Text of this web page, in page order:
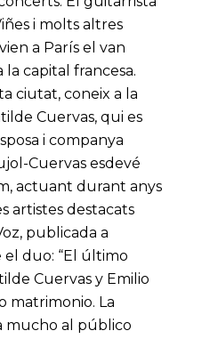
i molts altres
a París el van
capital francesa.
ciutat, coneix a la
Cuervas, qui es
i companya
Cuervas esdevé
actuant durant anys
artistes destacats
publicada a
el duo: “El último
Cuervas y Emilio
matrimonio. La
mucho al público